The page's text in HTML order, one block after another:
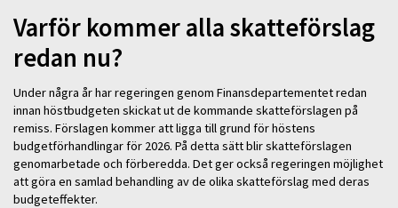
Varför kommer alla skatteförslag
redan nu?
Under några år har regeringen genom Finansdepartementet redan
innan höstbudgeten skickat ut de kommande skatteförslagen på
remiss. Förslagen kommer att ligga till grund för höstens
budgetförhandlingar för 2026. På detta sätt blir skatteförslagen
genomarbetade och förberedda. Det ger också regeringen möjlighet
att göra en samlad behandling av de olika skatteförslag med deras
budgeteffekter.